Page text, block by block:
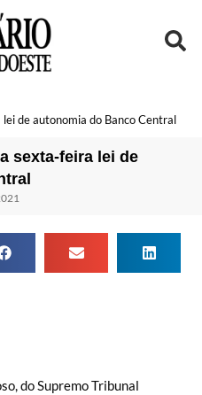
de autonomia do Banco Central
sexta-feira lei de
do Supremo Tribunal